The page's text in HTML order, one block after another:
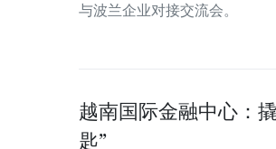
与波兰企业对接交流会。
越南国际金融中心：
匙”